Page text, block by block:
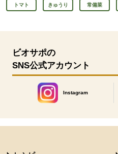
トマト きゅうり 常備菜
ビオサポの
SNS公式アカウント
Instagram
別のウィンドウで開きま